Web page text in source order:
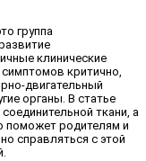
группа
клинические
критично,
двигательный
органы. В статье
ткани, а
поможет родителям и
справляться с этой